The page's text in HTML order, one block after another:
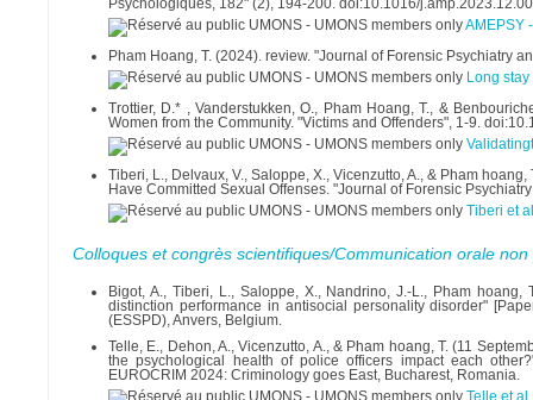
Psychologiques, 182" (2), 194-200. doi:10.1016/
AMEPSY
Pham Hoang, T. (2024). review. "Journal of Forensic Psychiatry
Long
Trottier, D.* , Vanderstukken, O., Pham Hoang, T., &
Women from the Community. "Victims and Offenders", 1-9.
Tiberi, L., Delvaux, V., Saloppe, X., Vicenzutto, A., & Pham
Have Committed Sexual Offenses. "Journal of Forensic
Tiberi et
Colloques et congrès scientifiques/Communication orale
Bigot, A., Tiberi, L., Saloppe, X., Nandrino, J.-L., Pham
distinction performance in antisocial personality disorder"
(ESSPD), Anvers, Belgium.
Telle, E., Dehon, A., Vicenzutto, A., & Pham hoang, T. (11
the psychological health of police officers impact each
EUROCRIM 2024: Criminology goes East, Bucharest, Romania.
Telle et